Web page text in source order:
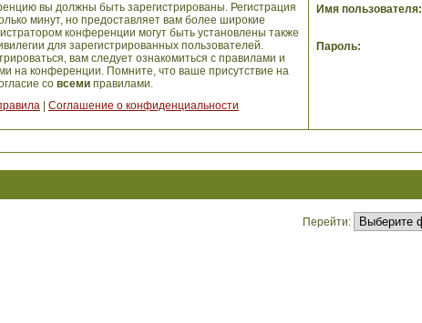
вы должны быть зарегистрированы. Регистрация
минут, но предоставляет вам более широкие
конференции могут быть установлены также
для зарегистрированных пользователей.
вам следует ознакомиться с правилами и
на конференции. Помните, что ваше присутствие на
со всемиправилами.
Соглашение о конфиденциальности
Имя пользователя:
Пароль:
Перейти: